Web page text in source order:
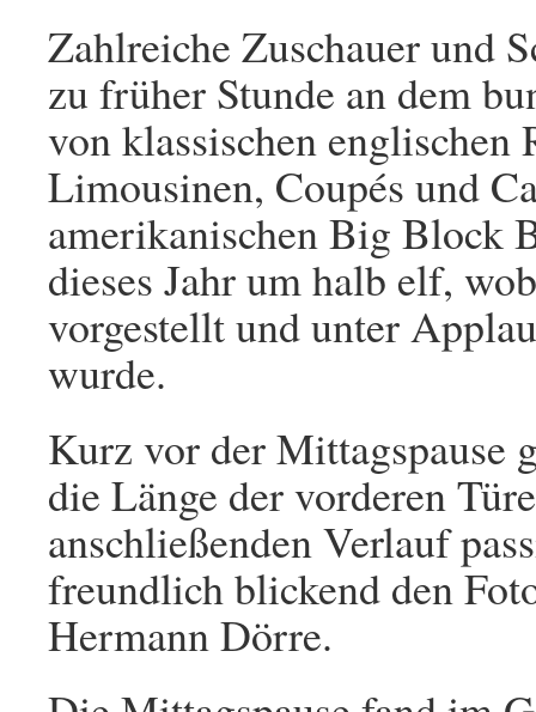
Zahlreiche Zuschauer und
zu früher Stunde an dem
von klassischen englischen
Limousinen, Coupés und
amerikanischen Big Block
dieses Jahr um halb elf,
vorgestellt und unter
wurde.
Kurz vor der Mittagspause
die Länge der vorderen
anschließenden Verlauf
freundlich blickend den
Hermann Dörre.